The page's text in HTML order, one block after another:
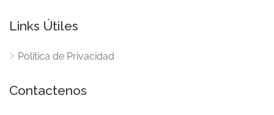
Links Útiles
Política de Privacidad
Contactenos